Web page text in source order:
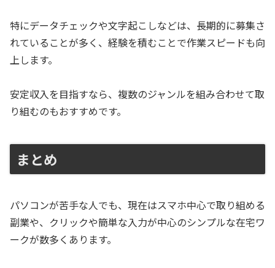
特にデータチェックや文字起こしなどは、長期的に募集さ
れていることが多く、経験を積むことで作業スピードも向
上します。
安定収入を目指すなら、複数のジャンルを組み合わせて取
り組むのもおすすめです。
まとめ
パソコンが苦手な人でも、現在はスマホ中心で取り組める
副業や、クリックや簡単な入力が中心のシンプルな在宅ワ
ークが数多くあります。